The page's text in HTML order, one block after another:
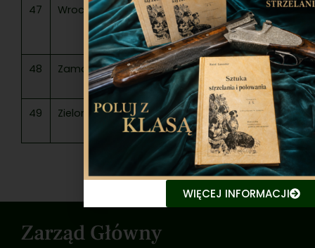
47 Wrocław
Przemysław
Ignaszak
52-
017
Wrocław
48 Zamość Tomasz Sak
22-
400
Zamość
49 Zielona Góra
Jacek
Banaszek
65-
137
Zielona
Zarząd Główny
WIĘCEJ INFORMACJI